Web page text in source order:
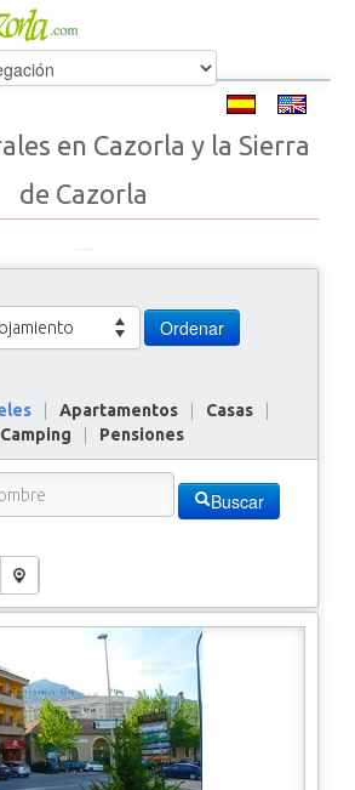
en Cazorla y la Sierra
de Cazorla
Ordenar
Apartamentos Casas
Camping Pensiones
Buscar